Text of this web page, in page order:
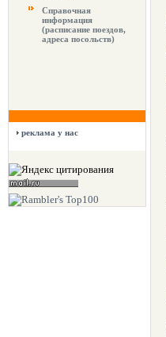
Справочная
информация
(расписание поездов,
адреса посольств)
реклама у нас